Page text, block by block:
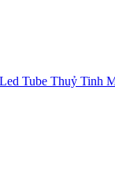
Tube Thuỷ Tinh